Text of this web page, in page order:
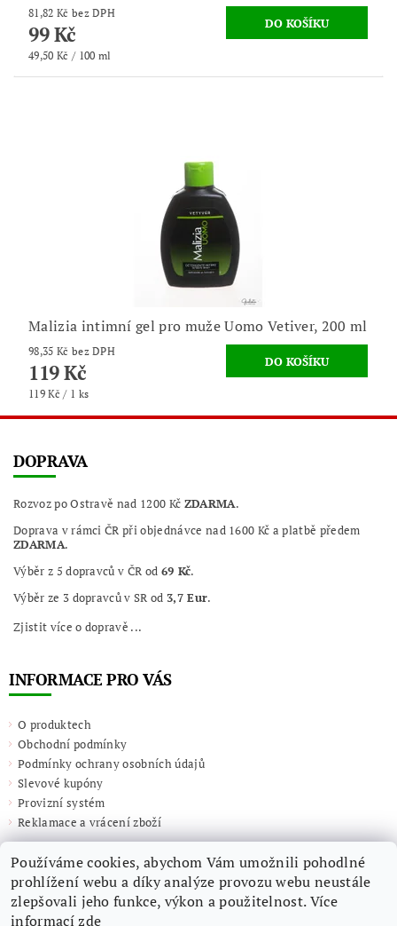
81,82 Kč bez DPH
99 Kč
49,50 Kč / 100 ml
Malizia intimní gel pro muže Uomo Vetiver, 200 ml
98,35 Kč bez DPH
119 Kč
119 Kč / 1 ks
DOPRAVA
Rozvoz po Ostravě nad 1200 Kč ZDARMA.
Doprava v rámci ČR při objednávce nad 1600 Kč a platbě předem
ZDARMA.
Výběr z 5 dopravců v ČR od 69 Kč.
Výběr ze 3 dopravců v SR od 3,7 Eur.
Zjistit více o dopravě ...
INFORMACE PRO VÁS
O produktech
Obchodní podmínky
Podmínky ochrany osobních údajů
Slevové kupóny
Provizní systém
Reklamace a vrácení zboží
Používáme cookies, abychom Vám umožnili pohodlné
prohlížení webu a díky analýze provozu webu neustále
zlepšovali jeho funkce, výkon a použitelnost. Více
informacízde